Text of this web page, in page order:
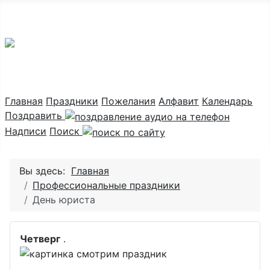
Главная Праздники Пожелания Алфавит Календарь
Поздравить
Надписи Поиск
Вы здесь: Главная
Профессиональные праздники
День юриста
Четверг .